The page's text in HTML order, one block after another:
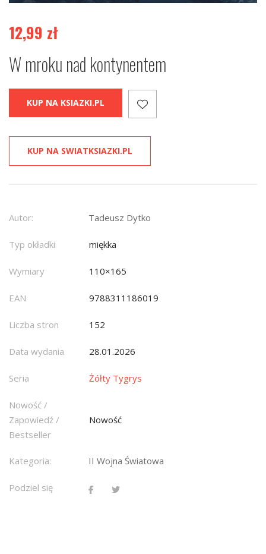
12,99 zł
W mroku nad kontynentem
KUP NA KSIAZKI.PL
KUP NA SWIATKSIAZKI.PL
Autor: Tadeusz Dytko
Typ okładki miękka
Wymiary 110×165
EAN 9788311186019
Liczba stron 152
Data wydania 28.01.2026
Seria Żółty Tygrys
Nowość /
Zapowiedź /
Bestseller
Nowość
Kategoria: II Wojna Światowa
Podziel się